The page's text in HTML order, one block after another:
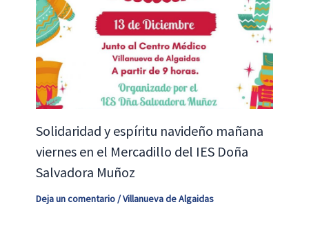
Solidaridad y espíritu navideño mañana
viernes en el Mercadillo del IES Doña
Salvadora Muñoz
Deja un comentario/Villanueva de Algaidas